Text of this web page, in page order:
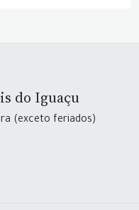
do Iguaçu
(exceto feriados)